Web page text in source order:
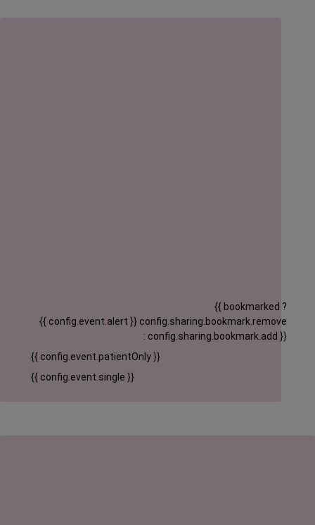
{{ config.event.alert }}
{{ bookmarked ?
config.sharing.bookmark.remove
: config.sharing.bookmark.add }}
{{ config.event.patientOnly }}
{{ config.event.single }}